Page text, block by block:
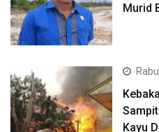
Murid
Kayu